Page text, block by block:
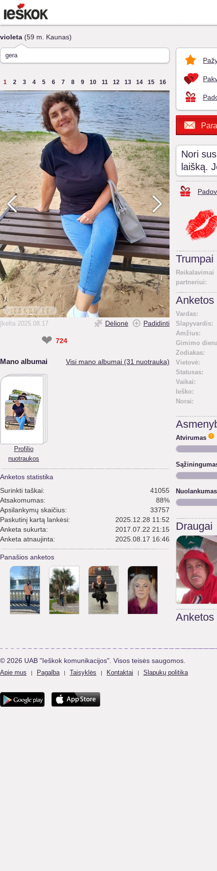
violeta (59 m. Kaunas)
gera
1 2 3 4 5 6 7 8 9 10 11 12 13 14 15 16
Įkelta 2025.08.17 Dėlionė Padidinti
❤ 724
Mano albumai Visi mano albumai (31 nuotrauka)
Profilio
nuotraukos
Anketos statistika
Surinkti taškai:
41055
Atsakomumas:
88%
Apsilankymų skaičius:
33757
Paskutinį kartą lankėsi:
2025.12.28 11:52
Anketa sukurta:
2017.07.22 21:15
Anketa atnaujinta:
2025.08.17 16:46
Panašios anketos
Nori
laišką.
Trumpai
Reikalavimai
partneriui:
Anketos
Vardas:
Slapyvardis:
Amžius:
Gimimo
Zodiakas:
Vietovė:
Statusas:
Vaikai:
Ieško:
Norai:
Atvirumas
Nuolankumas
Draugai
Anketos
© 2026 UAB "Ieškok komunikacijos". Visos teisės saugomos.
Apie mus | Pagalba | Taisyklės | Kontaktai | Slapukų politika